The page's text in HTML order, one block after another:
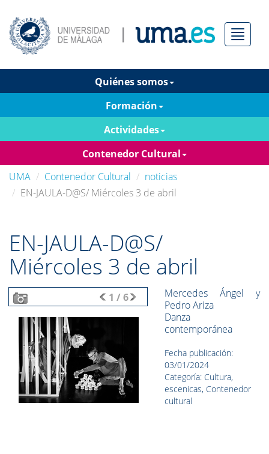
Menú
Quiénes somos
Formación
Actividades
Contenedor Cultural
UMA
Contenedor Cultural
noticias
EN-JAULA-D@S/ Miércoles 3 de abril
EN-JAULA-D@S/
Miércoles 3 de abril
1 / 6
Mercedes Ángel y
Pedro Ariza
Danza
contemporánea
Fecha publicación:
03/01/2024
Categoría: Cultura,
escenicas, Contenedor
cultural